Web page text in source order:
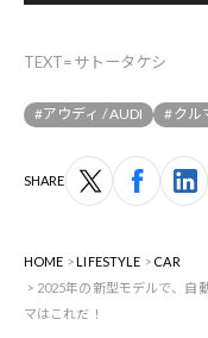
TEXT=サトータケシ
#アウディ / AUDI #クル
SHARE
HOME LIFESTYLE
CAR
2025年の新型モデルで、自
マはこれだ！